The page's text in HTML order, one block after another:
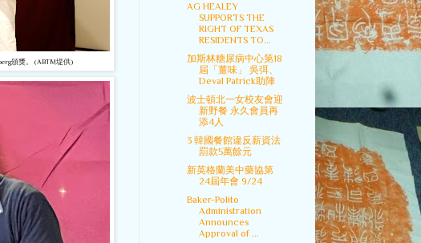
頒獎。 (ABTM堤供)
AG HEALEY
SUPPORTS THE
RIGHT OF TEXAS
RESIDENTS TO...
加斯林糖尿病中心第18
屆「薑味」 吳弭、
Deval Patrick助陣
波士頓北一女校友會迎
新野餐 永久會員再
添4人
3 韓國餐館違反薪資法
罰款5萬餘元
新英格蘭美中藥協第
24屆年會 9/24
Baker-Polito
Administration
Announces
Approval of ...